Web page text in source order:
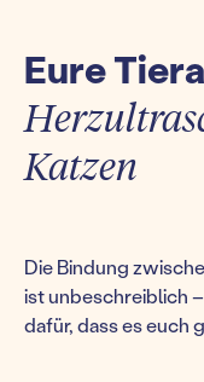
Eure
Katzen
Die Bindung
ist unbeschreiblich
dafür, dass es euch